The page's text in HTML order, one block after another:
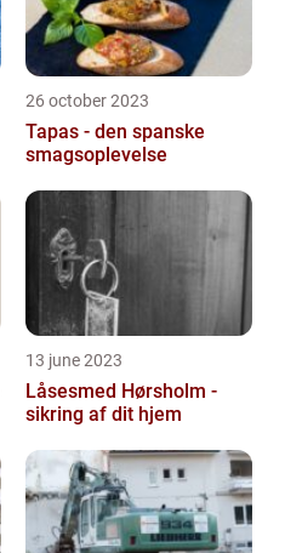
26 october 2023
Tapas - den spanske
smagsoplevelse
13 june 2023
Låsesmed Hørsholm -
sikring af dit hjem